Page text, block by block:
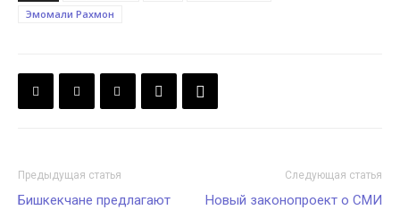
Эмомали Рахмон
Предыдущая статья
Бишкекчане предлагают
Следующая статья
Новый законопроект о СМИ